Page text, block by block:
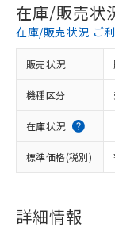
在庫/販売状
在庫/販売状況 ご
販売状況
機種区分
在庫状況
標準価格(税別)
詳細情報